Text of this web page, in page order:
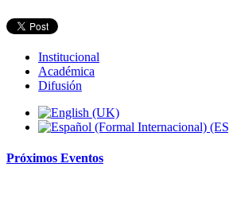
Institucional
Académica
Difusión
Próximos Eventos